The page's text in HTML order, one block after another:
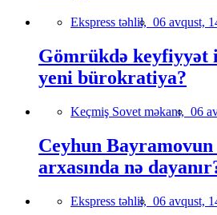
Ekspress təhlil, 06 avqust,
Gömrükdə keyfiyyət
yeni bürokratiya?
Keçmiş Sovet məkanı, 06
Ceyhun
arxasında nə
Ekspress təhlil, 06 avqust,